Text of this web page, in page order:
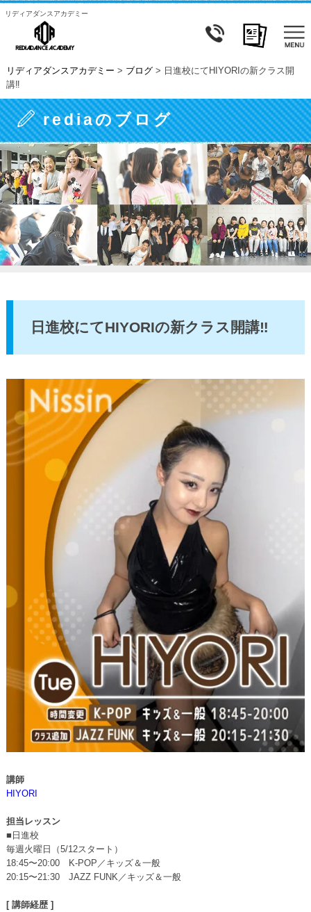
リディアダンスアカデミー
リディアダンスアカデミー > ブログ> 日進校にてHIYORIの新クラス開
講‼
rediaのブログ
日進校にてHIYORIの新クラス開講‼
講師
HIYORI
担当レッスン
■日進校
毎週火曜日（5/12スタート）
18:45〜20:00 K-POP／キッズ＆一般
20:15〜21:30 JAZZ FUNK／キッズ＆一般
[ 講師経歴 ]